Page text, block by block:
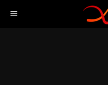
menu